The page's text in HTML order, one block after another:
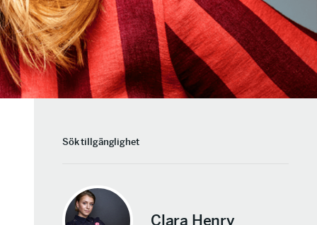
Sök tillgänglighet
Clara Henry